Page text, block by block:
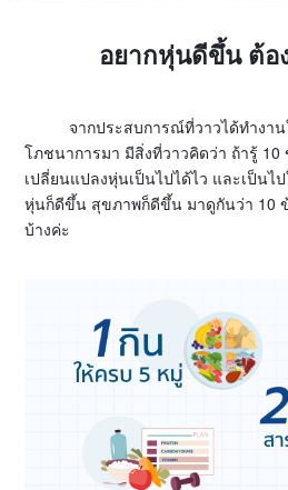
อยากหุ่นดีขึ้น ต้อ
จากประสบการณ์ที่วาวได้ทำงาน
โภชนาการมา มีสิ่งที่วาวคิดว่า ถ้ารู้ 10
เปลี่ยนแปลงหุ่นเป็นไปได้ไว และเป็นไ
หุ่นก็ดีขึ้น สุขภาพก็ดีขึ้น มาดูกันว่า 10
บ้างค่ะ